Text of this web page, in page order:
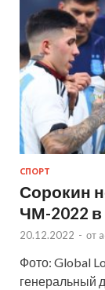
СПОРТ
Сорокин
ЧМ-2022 в
20.12.2022 - от
Фото: Global
генеральный